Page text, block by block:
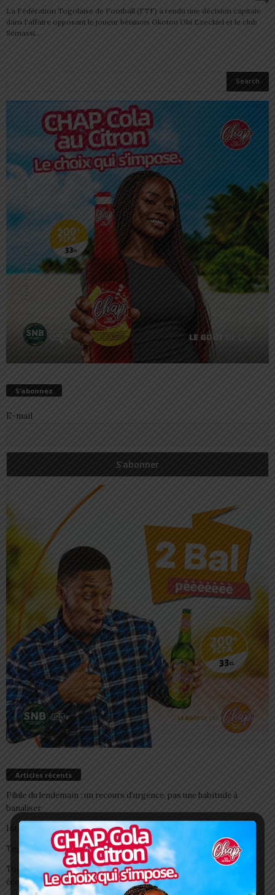
La Fédération Togolaise de Football (FTF) a rendu une décision capitale
dans l'affaire opposant le joueur béninois Okotou Obi Ezeckiel et le club
Sémassi...
S’abonnez
E-mail
Articles récents
Pilule du lendemain : un recours d’urgence, pas une habitude à
banaliser
Interclubs CAF: ASCK et ASKO face à deux gros morceaux
Togo/ Boissons énergisantes: l’État tire la sonnette d’alarme
Togo/ Rentrée scolaire 2026-2027: consultez la liste officielle des
écoles autorisées